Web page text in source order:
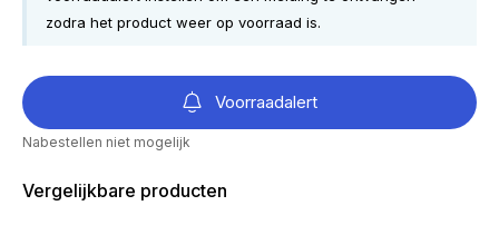
zodra het product weer op voorraad is.
Voorraadalert
Nabestellen niet mogelijk
Vergelijkbare producten